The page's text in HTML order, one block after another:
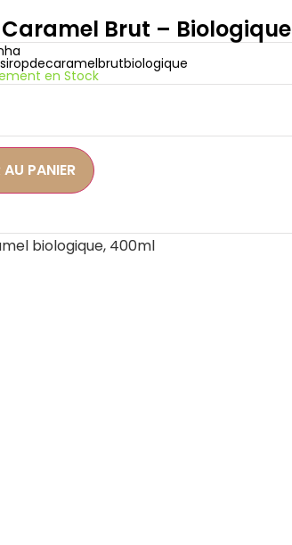
Brut – Biologique
en Stock
PANIER
biologique, 400ml